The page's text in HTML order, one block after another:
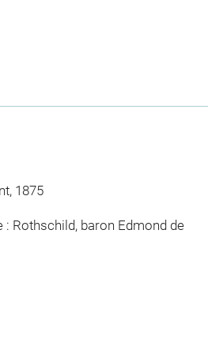
1875
: Rothschild, baron Edmond de